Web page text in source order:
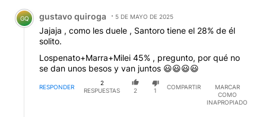
Comentario de gustavo quiroga.
GQ gustavo quiroga 5 DE MAYO DE 2025
Jajaja , como les duele , Santoro tiene el 28% de él
solito.
Lospenato+Marra+Milei 45% , pregunto, por qué no
se dan unos besos y van juntos 😃😃😃😃
RESPONDER
2
RESPUESTAS
2 1
COMPARTIR
MARCAR
COMO
INAPROPIADO